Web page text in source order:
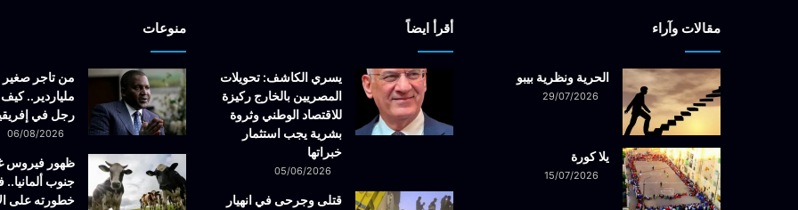
مقالات وآراء
الحرية ونظرية بيبو
29/07/2026
يلا كورة
15/07/2026
أقرأ ايضاً
يسري الكاشف: تحويلات
المصريين بالخارج ركيزة
للاقتصاد الوطني وثروة
بشرية يجب استثمار
خبراتها
05/06/2026
قتلى وجرحى في انهيار
منوعات
من تاجر صغير
ملياردير..
رجل في
06/08/2026
ظهور فيروس
جنوب ألمانيا..
خطورته على